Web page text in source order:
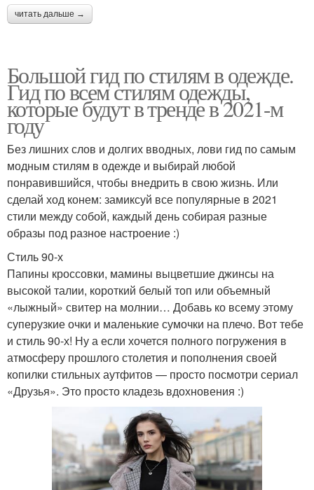
читать дальше →
Большой гид по стилям в одежде.
Гид по всем стилям одежды,
которые будут в тренде в 2021-м
году
Без лишних слов и долгих вводных, лови гид по самым
модным стилям в одежде и выбирай любой
понравившийся, чтобы внедрить в свою жизнь. Или
сделай ход конем: замиксуй все популярные в 2021
стили между собой, каждый день собирая разные
образы под разное настроение :)
Стиль 90-х
Папины кроссовки, мамины выцветшие джинсы на
высокой талии, короткий белый топ или объемный
«лыжный» свитер на молнии… Добавь ко всему этому
суперузкие очки и маленькие сумочки на плечо. Вот тебе
и стиль 90-х! Ну а если хочется полного погружения в
атмосферу прошлого столетия и пополнения своей
копилки стильных аутфитов — просто посмотри сериал
«Друзья». Это просто кладезь вдохновения :)